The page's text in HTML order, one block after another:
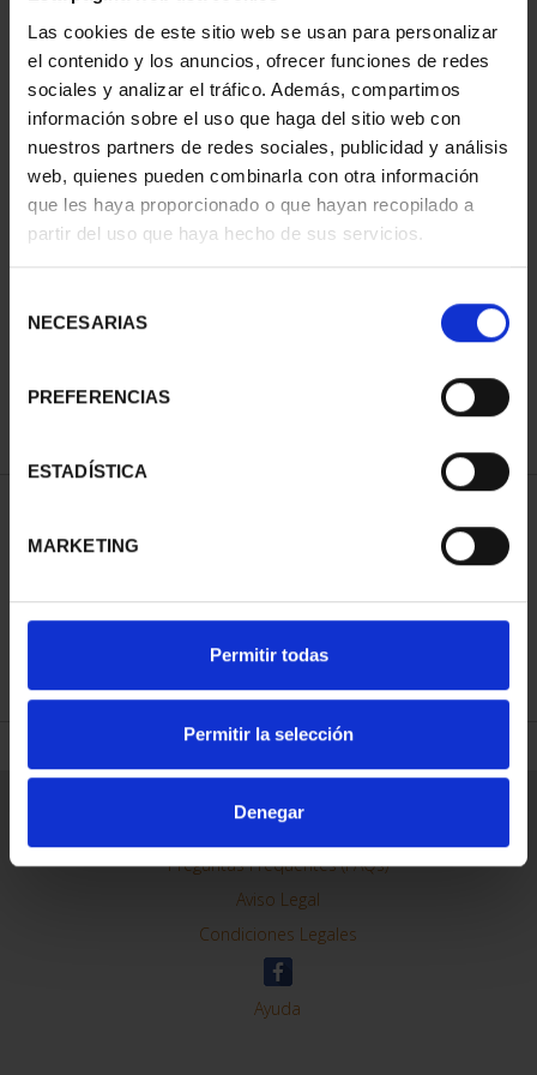
Las cookies de este sitio web se usan para personalizar
el contenido y los anuncios, ofrecer funciones de redes
sociales y analizar el tráfico. Además, compartimos
información sobre el uso que haga del sitio web con
nuestros partners de redes sociales, publicidad y análisis
web, quienes pueden combinarla con otra información
que les haya proporcionado o que hayan recopilado a
partir del uso que haya hecho de sus servicios.
NECESARIAS
PREFERENCIAS
ESTADÍSTICA
MARKETING
Permitir todas
Permitir la selección
Denegar
PATRIMONIO
NACIONAL I - EL
73,00 €
REFINAR
Información General
Contacto
Preguntas Frequentes (FAQs)
Aviso Legal
Condiciones Legales
Ayuda